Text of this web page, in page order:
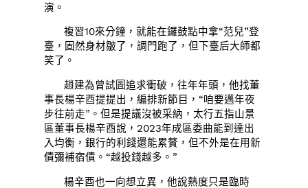
演。
複習10來分鐘，就能在鑼鼓點中拿“范兒”登
臺，固然身材皺了，調門跑了，但下臺后大師都
笑了。
趙建為曾試圖追求衝破，往年年頭，他找董
事長楊辛酉提提出，編排新節目，“咱要邁年夜
步往前走”。但是提議沒被采納，太行五指山景
區董事長楊辛酉說，2023年成區委曲能到達出
入均衡，銀行的利錢還能累贅，但不外是在用新
債彌補宿債。“越投錢越多。”
楊辛酉也一向想立異，他說熱度只是臨時